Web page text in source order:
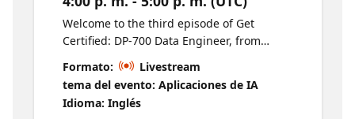
Welcome to the third episode of Get
Certified: DP-700 Data Engineer, from
Synapse to Fabric. Discover how to monitor
and fine-tune your Fabric solutions for peak
performance. Learn best practices for
tracking metrics, optimizing queries, and
Formato:
Livestream
tema del evento: Aplicaciones de IA
Idioma: Inglés